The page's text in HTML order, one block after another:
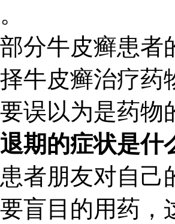
分牛皮癣患
牛皮癣治疗
误以为是药物
期的症状是什
者朋友对自
盲目的用药